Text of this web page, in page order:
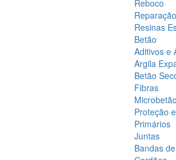
Reboco
Resinas
Betão
Aditivos e
Argila
Betão
Fibras
Microbetão
Proteção
Primários
Juntas
Bandas